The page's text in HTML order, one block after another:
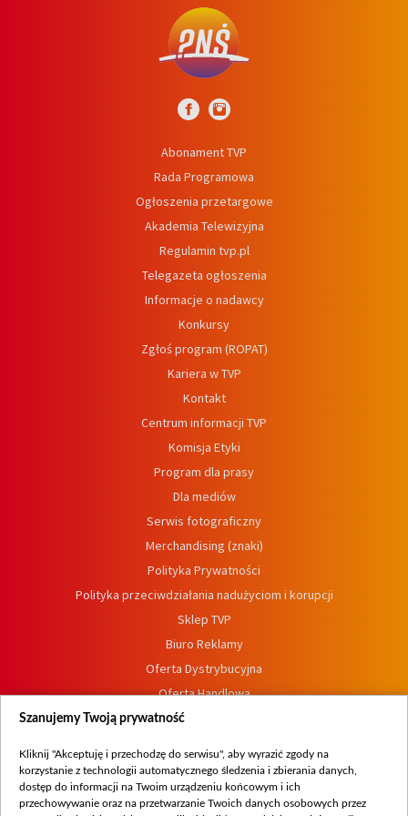
Abonament TVP
Rada Programowa
Ogłoszenia przetargowe
Akademia Telewizyjna
Regulamin tvp.pl
Telegazeta ogłoszenia
Informacje o nadawcy
Konkursy
Zgłoś program (ROPAT)
Kariera w TVP
Kontakt
Centrum informacji TVP
Komisja Etyki
Program dla prasy
Dla mediów
Serwis fotograficzny
Merchandising (znaki)
Polityka Prywatności
Polityka przeciwdziałania nadużyciom i korupcji
Sklep TVP
Biuro Reklamy
Oferta Dystrybucyjna
Oferta Handlowa
Dostępność
Procedura zgłoszeń wewnętrznych
Szanujemy Twoją prywatność
Kliknij "Akceptuję i przechodzę do serwisu", aby wyrazić zgody na
korzystanie z technologii automatycznego śledzenia i zbierania danych,
dostęp do informacji na Twoim urządzeniu końcowym i ich
przechowywanie oraz na przetwarzanie Twoich danych osobowych przez